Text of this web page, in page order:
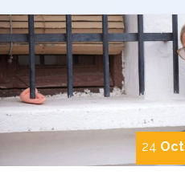
24